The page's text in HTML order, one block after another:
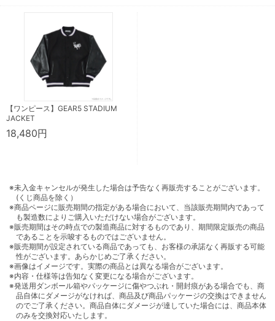
【ワンピース】GEAR5 STADIUM
JACKET
18,480円
※未入金キャンセルが発生した場合は予告なく再販売することがございます。
(くじ商品を除く）
※商品ページに販売期間の指定がある場合において、当該販売期間内であって
も製造数によりご購入いただけない場合がございます。
※販売期間はその時点での製造商品に対するものであり、期間限定販売の商品
であることを示唆するものではございません。
※販売期間が設定されている商品であっても、お客様の承諾なく再販する可能
性がございます。あらかじめご了承ください。
※画像はイメージです。実際の商品とは異なる場合がございます。
※内容・仕様等は告知なく変更になる場合がございます。
※発送用ダンボール箱やパッケージに傷やつぶれ・開封痕がある場合でも、商
品自体にダメージがなければ、商品及び商品パッケージの交換はできません
のでご了承ください。商品自体にダメージが達していた場合には、商品本体
のみを交換対応いたします。